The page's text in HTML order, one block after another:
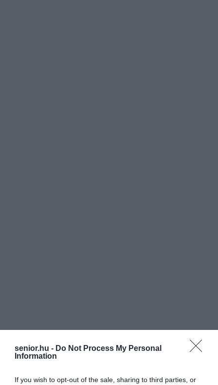
senior.hu - Do Not Process My Personal
Information
If you wish to opt-out of the sale, sharing to third parties, or